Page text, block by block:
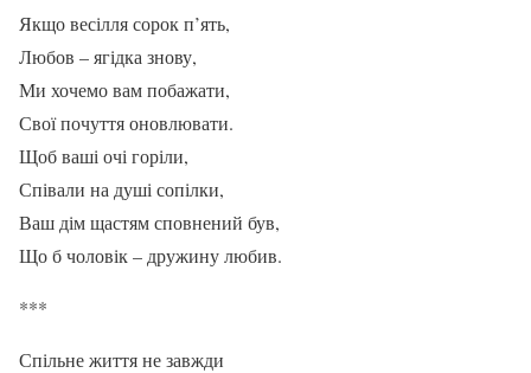
Якщо весілля сорок п’ять,
Любов – ягідка знову,
Ми хочемо вам побажати,
Свої почуття оновлювати.
Щоб ваші очі горіли,
Співали на душі сопілки,
Ваш дім щастям сповнений був,
Що б чоловік – дружину любив.
***
Спільне життя не завжди